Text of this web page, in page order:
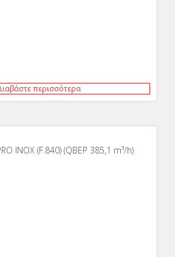
περισσότερα
INOX (F.840) (QBEP 385,1 m³/h)